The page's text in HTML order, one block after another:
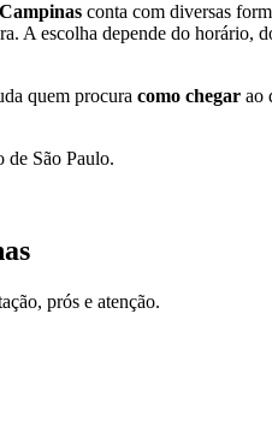
conta com diversas
escolha depende do horário,
quem procura como chegar ao
de São Paulo.
prós e atenção.